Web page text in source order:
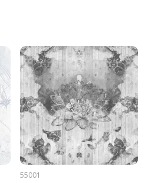
55001